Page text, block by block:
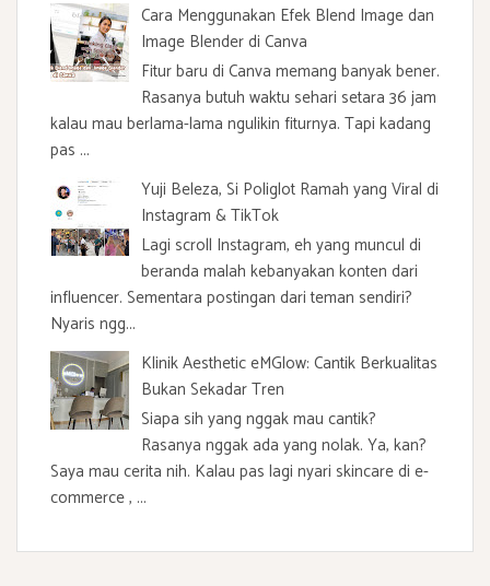
Cara Menggunakan Efek Blend Image dan
Image Blender di Canva
Fitur baru di Canva memang banyak bener.
Rasanya butuh waktu sehari setara 36 jam
kalau mau berlama-lama ngulikin fiturnya. Tapi kadang
pas ...
Yuji Beleza, Si Poliglot Ramah yang Viral di
Instagram & TikTok
Lagi scroll Instagram, eh yang muncul di
beranda malah kebanyakan konten dari
influencer. Sementara postingan dari teman sendiri?
Nyaris ngg...
Klinik Aesthetic eMGlow: Cantik Berkualitas
Bukan Sekadar Tren
Siapa sih yang nggak mau cantik?
Rasanya nggak ada yang nolak. Ya, kan?
Saya mau cerita nih. Kalau pas lagi nyari skincare di e-
commerce , ...